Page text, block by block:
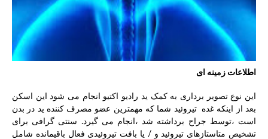
اطلاعات زمینه ای
این نوع تصویر برداری به کمک ید رادیو اکتیو انجام می شود این اسکن
بعد از اینکه غده تیروئید شما که مهمترین عضو مصرف کننده ید در بدن
است ،توسط جراح برداشته شد ،انجام می گیرد. سنتی گرافی برای
تشخیص متاستازهای تیروئید و / یا بافت تیروئیدی فعال باقیمانده شامل